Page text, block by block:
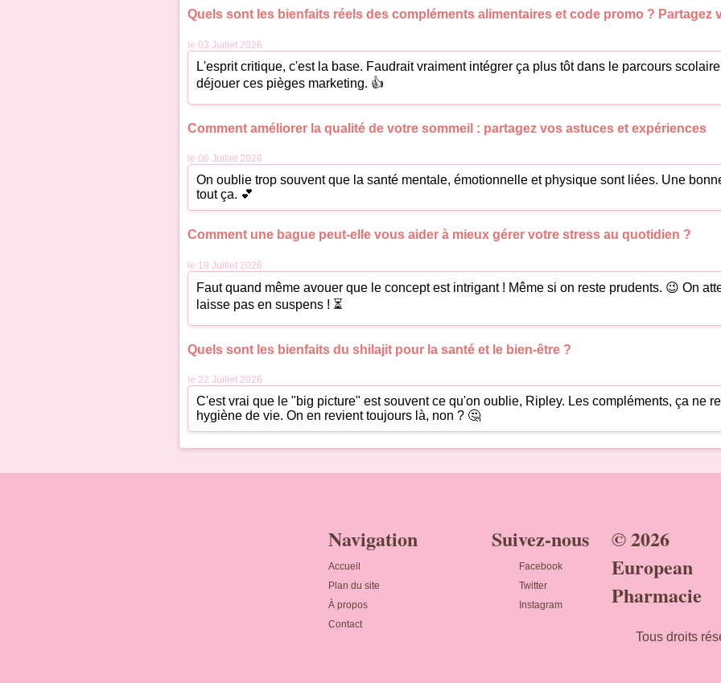
Quels sont les bienfaits réels des compléments alimentaires et code promo ? Partagez
le 03 Juillet 2026
L'esprit critique, c'est la base. Faudrait vraiment intégrer ça plus tôt dans le parcours
déjouer ces pièges marketing. 👍
Comment améliorer la qualité de votre sommeil : partagez vos astuces et expériences
le 06 Juillet 2026
On oublie trop souvent que la santé mentale, émotionnelle et physique sont liées. Une
tout ça. 💕
Comment une bague peut-elle vous aider à mieux gérer votre stress au quotidien ?
le 19 Juillet 2026
Faut quand même avouer que le concept est intrigant ! Même si on reste prudents. 😉 On
laisse pas en suspens ! ⏳
Quels sont les bienfaits du shilajit pour la santé et le bien-être ?
le 22 Juillet 2026
C'est vrai que le "big picture" est souvent ce qu'on oublie, Ripley. Les compléments, ça ne
hygiène de vie. On en revient toujours là, non ? 🤔
Navigation
Accueil
Plan du site
À propos
Contact
Suivez-nous
Facebook
Twitter
Instagram
© 2026
European
Pharmacie
Tous droits